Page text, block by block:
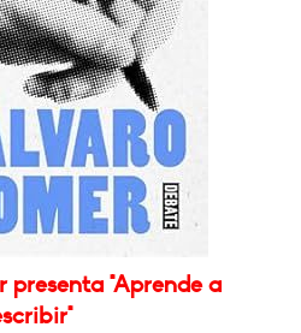
"Aprende a